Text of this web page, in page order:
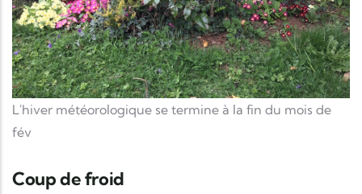
L'hiver météorologique se termine à la fin du mois de
fév
Coup de froid